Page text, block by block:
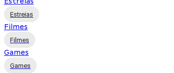
Estreias
Filmes
Filmes
Games
Games